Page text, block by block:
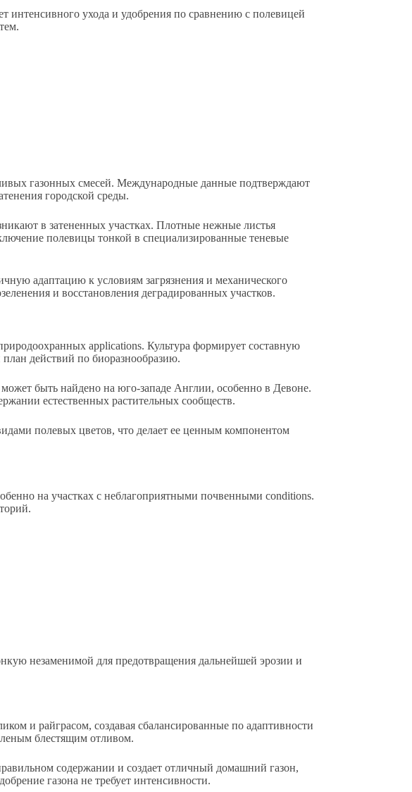
интенсивного ухода и удобрения по сравнению с полевицей
газонных смесей. Международные данные подтверждают
городской среды.
в затененных участках. Плотные нежные листья
полевицы тонкой в специализированные теневые
адаптацию к условиям загрязнения и механического
и восстановления деградированных участков.
applications. Культура формирует составную
действий по биоразнообразию.
быть найдено на юго-западе Англии, особенно в Девоне.
естественных растительных сообществ.
полевых цветов, что делает ее ценным компонентом
на участках с неблагоприятными почвенными conditions.
незаменимой для предотвращения дальнейшей эрозии и
и райграсом, создавая сбалансированные по адаптивности
блестящим отливом.
содержании и создает отличный домашний газон,
газона не требует интенсивности.